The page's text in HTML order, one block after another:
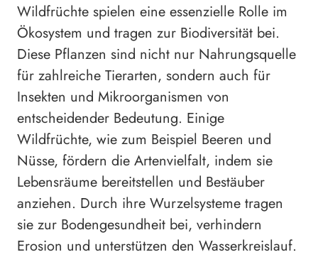
Wildfrüchte spielen eine essenzielle Rolle im
Ökosystem und tragen zur Biodiversität bei.
Diese Pflanzen sind nicht nur Nahrungsquelle
für zahlreiche Tierarten, sondern auch für
Insekten und Mikroorganismen von
entscheidender Bedeutung. Einige
Wildfrüchte, wie zum Beispiel Beeren und
Nüsse, fördern die Artenvielfalt, indem sie
Lebensräume bereitstellen und Bestäuber
anziehen. Durch ihre Wurzelsysteme tragen
sie zur Bodengesundheit bei, verhindern
Erosion und unterstützen den Wasserkreislauf.